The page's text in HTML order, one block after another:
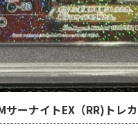
サーナイトEX（RR)トレ